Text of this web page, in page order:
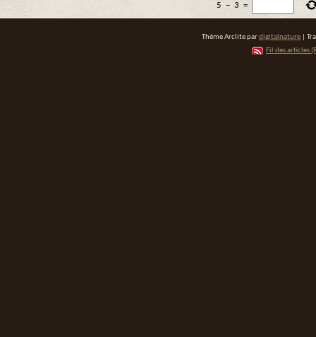
5 − 3 =
Thème Arclite pardigitalnature |
Fil des articles